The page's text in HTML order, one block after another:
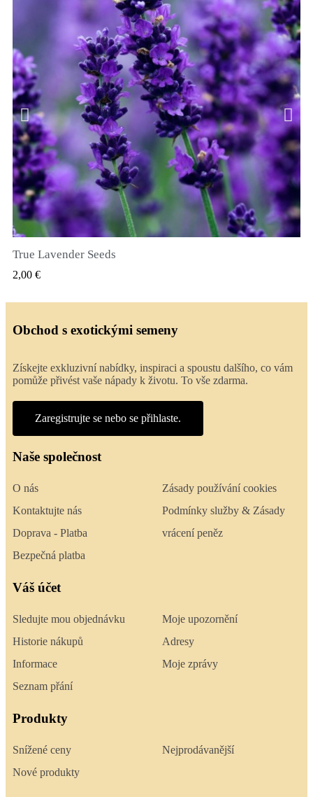
True Lavender Seeds
2,00 €
Obchod s exotickými semeny
Získejte exkluzivní nabídky, inspiraci a spoustu dalšího, co vám
pomůže přivést vaše nápady k životu. To vše zdarma.
Zaregistrujte se nebo se přihlaste.
Naše společnost
O nás
Kontaktujte nás
Doprava - Platba
Bezpečná platba
Zásady používání cookies
Podmínky služby & Zásady
vrácení peněz
Váš účet
Sledujte mou objednávku
Historie nákupů
Informace
Seznam přání
Moje upozornění
Adresy
Moje zprávy
Produkty
Snížené ceny
Nové produkty
Nejprodávanější